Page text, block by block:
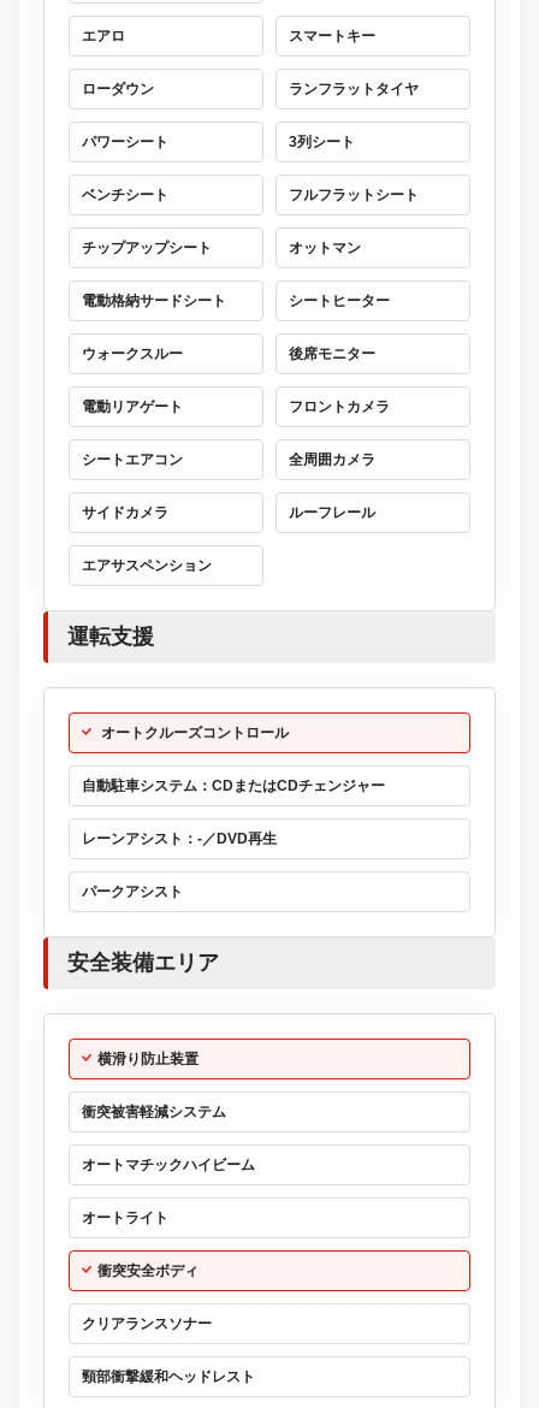
エアロ スマートキー
ローダウン ランフラットタイヤ
パワーシート 3列シート
ベンチシート フルフラットシート
チップアップシート オットマン
電動格納サードシート シートヒーター
ウォークスルー 後席モニター
電動リアゲート フロントカメラ
シートエアコン 全周囲カメラ
サイドカメラ ルーフレール
エアサスペンション
運転支援
オートクルーズコントロール
自動駐車システム：CDまたはCDチェンジャー
レーンアシスト：-／DVD再生
パークアシスト
安全装備エリア
横滑り防止装置
衝突被害軽減システム
オートマチックハイビーム
オートライト
衝突安全ボディ
クリアランスソナー
頸部衝撃緩和ヘッドレスト